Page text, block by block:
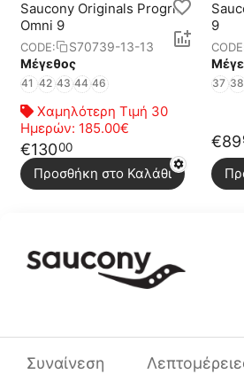
Saucony Originals Progrid
Omni 9
CODE:
S70739-13-13
Μέγεθος
41 42 43 44 46
Χαμηλότερη Τιμή 30
Ημερών: 185.00€
€13000
Προσθήκη στο Καλάθι
9
37 38
€89
CODE:
S70890-1-1
€9799 €54
Συναίνεση